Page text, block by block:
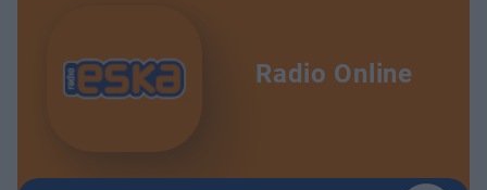
Radio Online